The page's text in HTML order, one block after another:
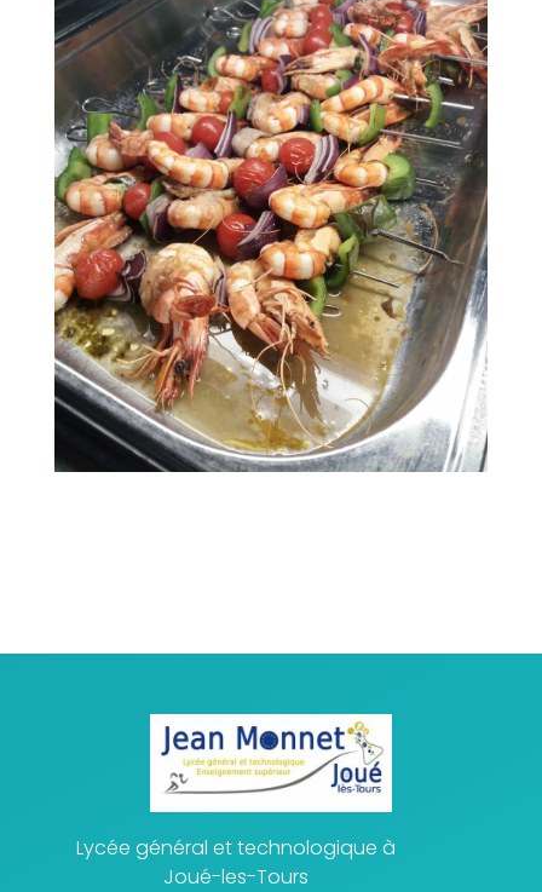
Lycée général et technologique à
Joué-les-Tours